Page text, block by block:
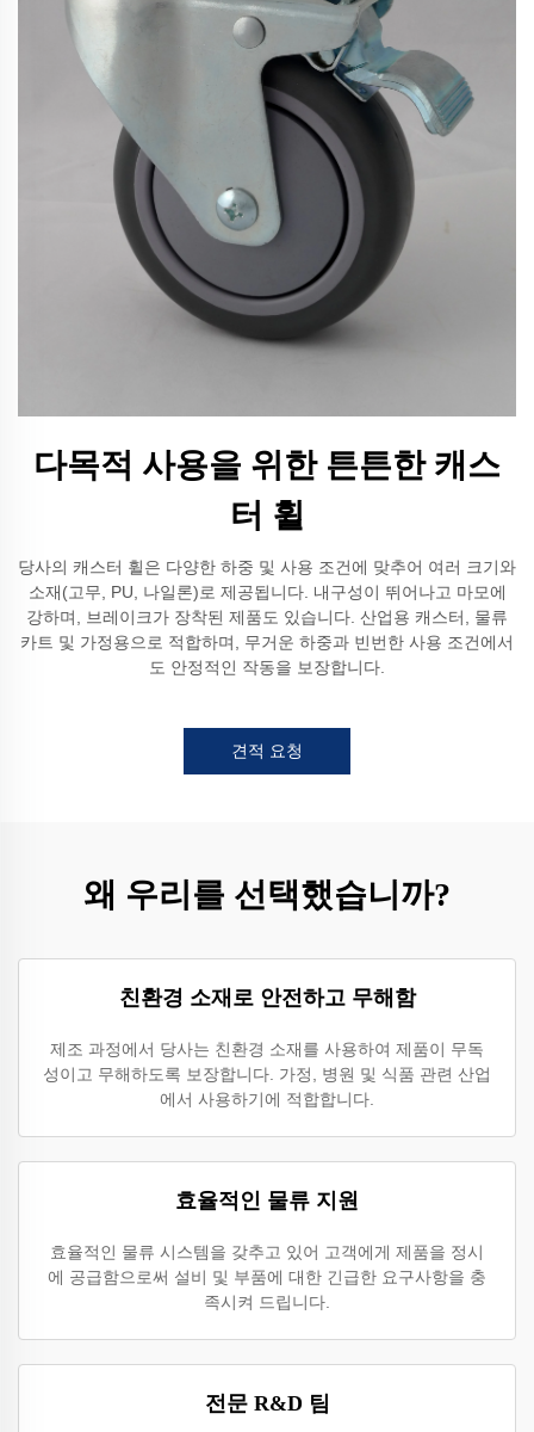
다목적 사용을 위한 튼튼한 캐스
터 휠
당사의 캐스터 휠은 다양한 하중 및 사용 조건에 맞추어 여러 크기와
소재(고무, PU, 나일론)로 제공됩니다. 내구성이 뛰어나고 마모에
강하며, 브레이크가 장착된 제품도 있습니다. 산업용 캐스터, 물류
카트 및 가정용으로 적합하며, 무거운 하중과 빈번한 사용 조건에서
도 안정적인 작동을 보장합니다.
견적 요청
왜 우리를 선택했습니까?
친환경 소재로 안전하고 무해함
제조 과정에서 당사는 친환경 소재를 사용하여 제품이 무독
성이고 무해하도록 보장합니다. 가정, 병원 및 식품 관련 산업
에서 사용하기에 적합합니다.
효율적인 물류 지원
효율적인 물류 시스템을 갖추고 있어 고객에게 제품을 정시
에 공급함으로써 설비 및 부품에 대한 긴급한 요구사항을 충
족시켜 드립니다.
전문 R&D 팀